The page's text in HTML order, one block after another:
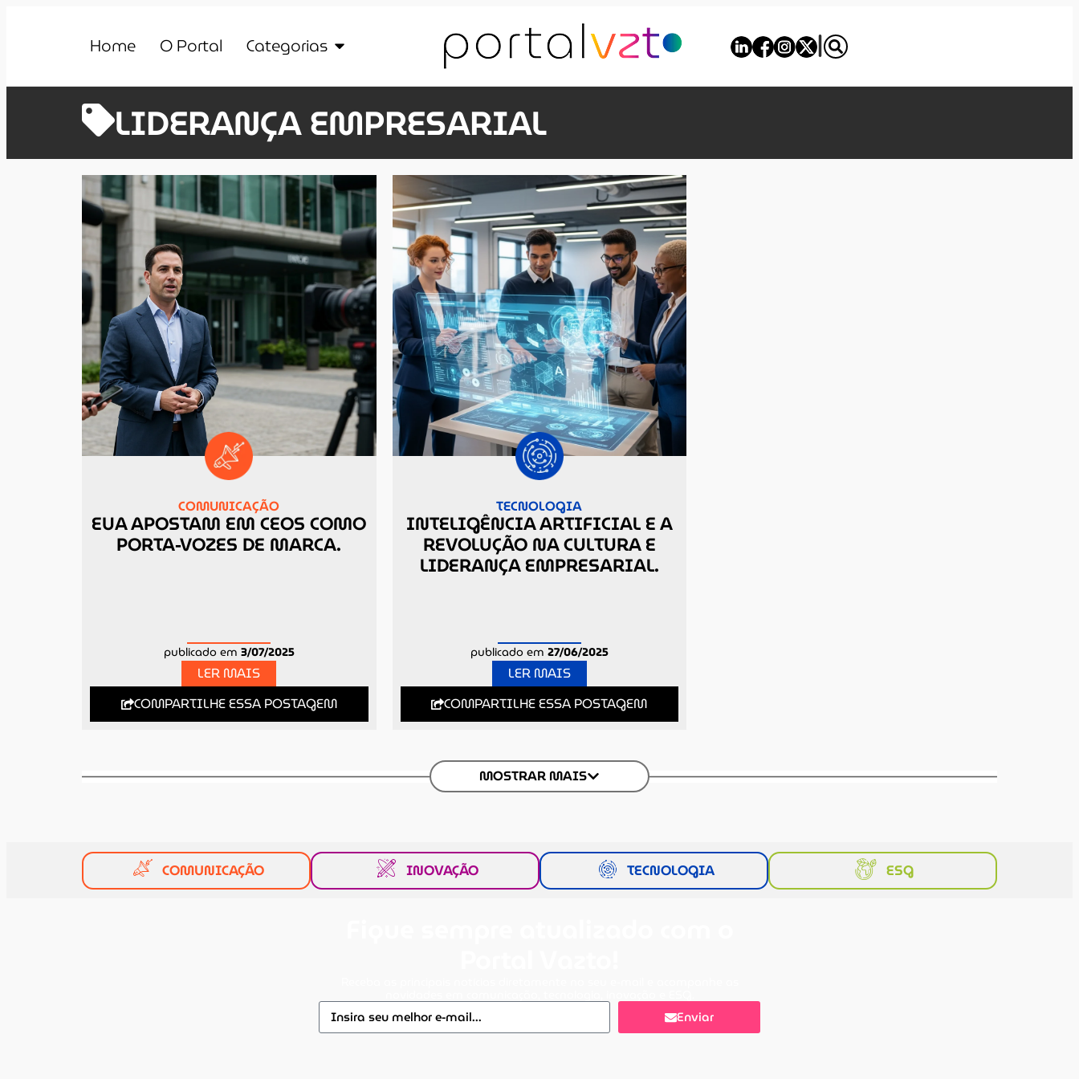
Home O Portal Categorias
LIDERANÇA EMPRESARIAL
COMUNICAÇÃO
EUA APOSTAM EM CEOS COMO
PORTA-VOZES DE MARCA.
publicado em 3/07/2025
LER MAIS
COMPARTILHE ESSA POSTAGEM
TECNOLOGIA
INTELIGÊNCIA ARTIFICIAL E A
REVOLUÇÃO NA CULTURA E
LIDERANÇA EMPRESARIAL.
publicado em 27/06/2025
LER MAIS
COMPARTILHE ESSA POSTAGEM
MOSTRAR MAIS
COMUNICAÇÃO INOVAÇÃO TECNOLOGIA ESG
Enviar